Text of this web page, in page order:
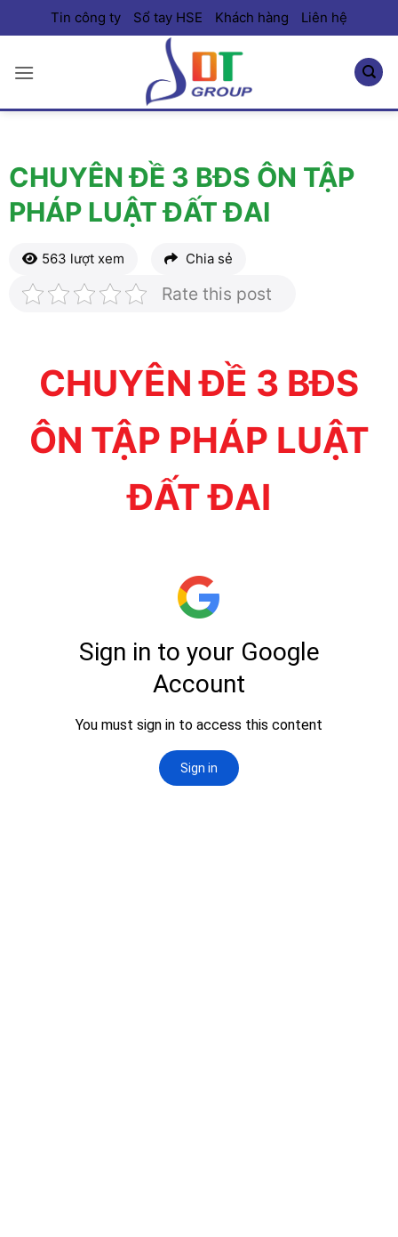
qua
dung
Tin công ty Sổ tay HSE Khách hàng Liên hệ
CHUYÊN ĐỀ 3 BĐS ÔN TẬP
PHÁP LUẬT ĐẤT ĐAI
563 lượt xem Chia sẻ
Rate this post
CHUYÊN ĐỀ 3 BĐS
ÔN TẬP PHÁP LUẬT
ĐẤT ĐAI